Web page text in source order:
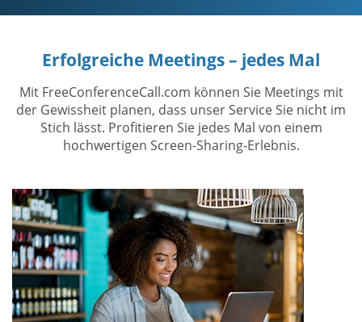
Erfolgreiche Meetings – jedes Mal
Mit FreeConferenceCall.com können Sie Meetings mit
der Gewissheit planen, dass unser Service Sie nicht im
Stich lässt. Profitieren Sie jedes Mal von einem
hochwertigen Screen-Sharing-Erlebnis.